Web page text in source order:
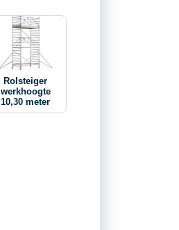
Rolsteiger
werkhoogte
10,30 meter